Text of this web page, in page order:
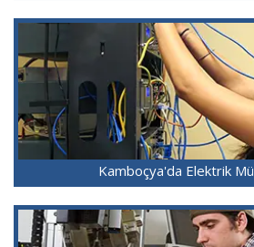
Kamboçya'da Elektrik